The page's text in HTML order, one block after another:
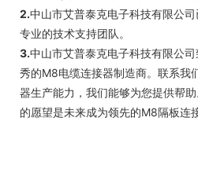
2.中山市艾普泰克电子科技有限公
专业的技术支持团队。
3.中山市艾普泰克电子科技有限公
秀的M8电缆连接器制造商。联系我
器生产能力，我们能够为您提供帮
的愿望是未来成为领先的M8隔板连